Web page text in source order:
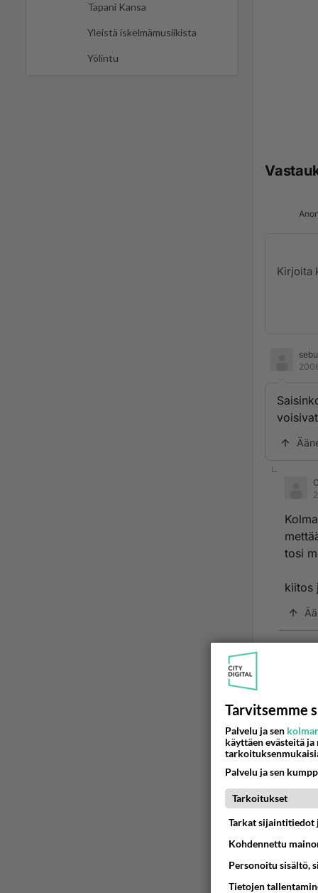
Tapani Kansa
Yleistä iskelmämusiikista
Yölintu
sebu
tosi
kiitos
Martinan
05.08.2026
Tarvitsemme
Palvelu ja sen
käyttäen evästeitä
Palvelu ja sen
Tarkoitukset
Tarkat sijaintitiedot
Kohdennettu
Personoitu sisältö,
Tietojen